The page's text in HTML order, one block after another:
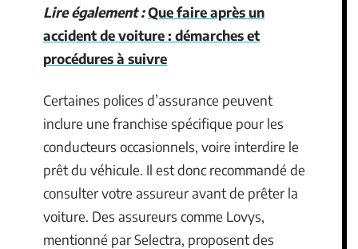
Lire également :Que faire après un
accident de voiture : démarches et
procédures à suivre
Certaines polices d’assurance peuvent
inclure une franchise spécifique pour les
conducteurs occasionnels, voire interdire le
prêt du véhicule. Il est donc recommandé de
consulter votre assureur avant de prêter la
voiture. Des assureurs comme Lovys,
mentionné par Selectra, proposent des